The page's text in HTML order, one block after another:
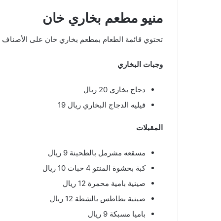
منيو مطعم بخاري خان
تحتوي قائمة الطعام بمطعم بخاري خان على الأصناف
وجبات البخاري
دجاج بخاري 20 ريال
فيليه الدجاج البخاري ريال 19
المقبلات
مسقعه مشرمل بالطحينة 9 ريال
كبة بحشوة المنتو 4 حبات 10 ريال
صينية بامية محمرة 12 ريال
صينية بطاطس بالشطة 12 ريال
باميا مسبكة 9 ريال